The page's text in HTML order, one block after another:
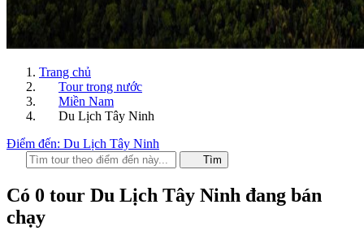
Trang chủ
Tour trong nước
Miền Nam
Du Lịch Tây Ninh
Điểm đến: Du Lịch Tây Ninh
Tìm
Có 0 tour Du Lịch Tây Ninh đang bán
chạy